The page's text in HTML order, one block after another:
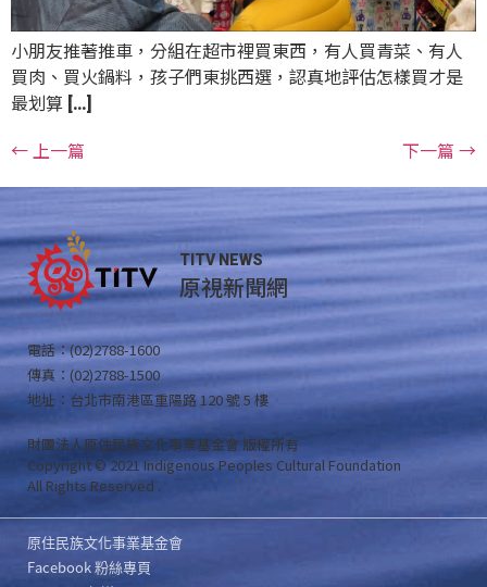
小朋友推著推車，分組在超市裡買東西，有人買青菜、有人
買肉、買火鍋料，孩子們東挑西選，認真地評估怎樣買才是
最划算 […]
← 上一篇 下一篇 →
TITV NEWS
原視新聞網
電話：(02)2788-1600
傳真：(02)2788-1500
地址：台北市南港區重陽路 120 號 5 樓
財團法人原住民族文化事業基金會 版權所有
Copyright © 2021 Indigenous Peoples Cultural Foundation
All Rights Reserved .
原住民族文化事業基金會
Facebook 粉絲專頁